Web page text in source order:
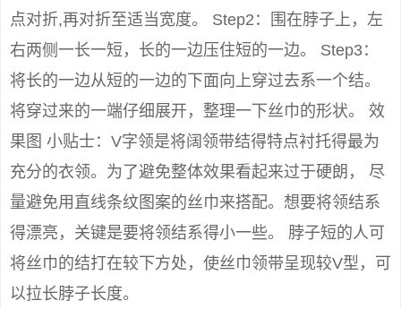
点对折,再对折至适当宽度。 Step2：围在脖子上，左
右两侧一长一短，长的一边压住短的一边。 Step3：
将长的一边从短的一边的下面向上穿过去系一个结。
将穿过来的一端仔细展开，整理一下丝巾的形状。 效
果图 小贴士：V字领是将阔领带结得特点衬托得最为
充分的衣领。为了避免整体效果看起来过于硬朗， 尽
量避免用直线条纹图案的丝巾来搭配。想要将领结系
得漂亮，关键是要将领结系得小一些。 脖子短的人可
将丝巾的结打在较下方处，使丝巾领带呈现较V型，可
以拉长脖子长度。